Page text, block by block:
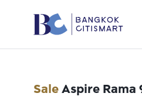
SaleAspire Rama